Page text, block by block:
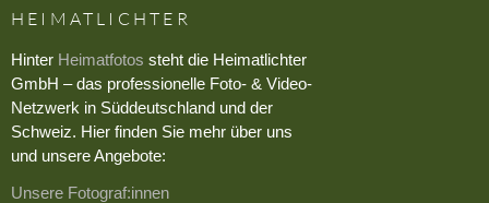
HEIMATLICHTER
Hinter Heimatfotos steht die Heimatlichter
GmbH – das professionelle Foto- & Video-
Netzwerk in Süddeutschland und der
Schweiz. Hier finden Sie mehr über uns
und unsere Angebote:
Unsere Fotograf:innen